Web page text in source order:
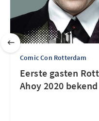
Comic Con Rotterdam
Eerste gasten
Ahoy 2020 bekend